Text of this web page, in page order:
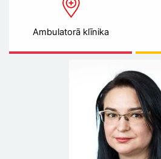
Ambulatorā klīnika